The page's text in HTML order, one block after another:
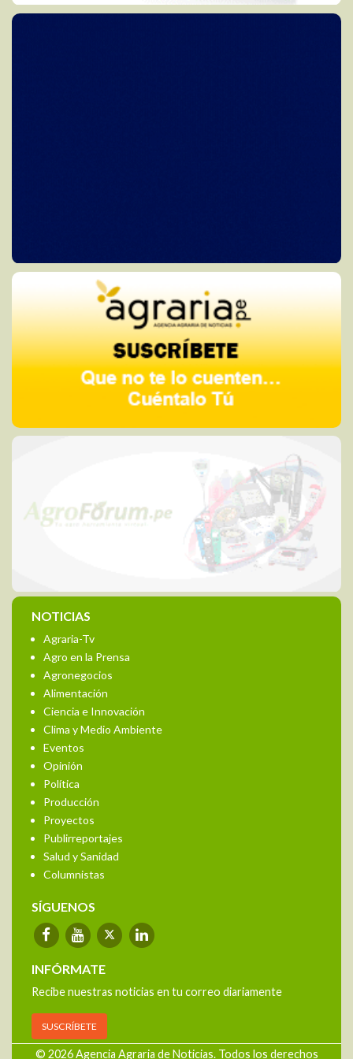
NOTICIAS
Agraria-Tv
Agro en la Prensa
Agronegocios
Alimentación
Ciencia e Innovación
Clima y Medio Ambiente
Eventos
Opinión
Política
Producción
Proyectos
Publirreportajes
Salud y Sanidad
Columnistas
SÍGUENOS
INFÓRMATE
Recibe nuestras noticias en tu correo diariamente
SUSCRÍBETE
© 2026 Agencia Agraria de Noticias. Todos los derechos